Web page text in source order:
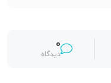
0
دیدگاه